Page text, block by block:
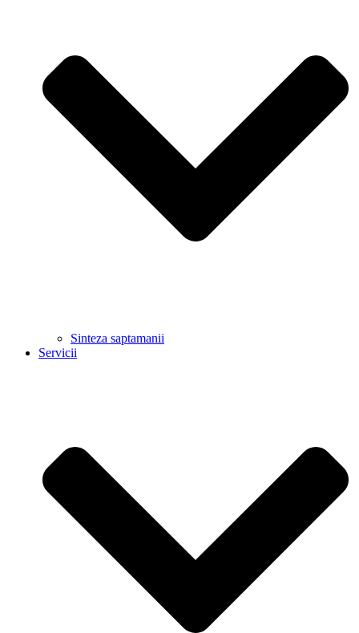
Sinteza saptamanii
Servicii